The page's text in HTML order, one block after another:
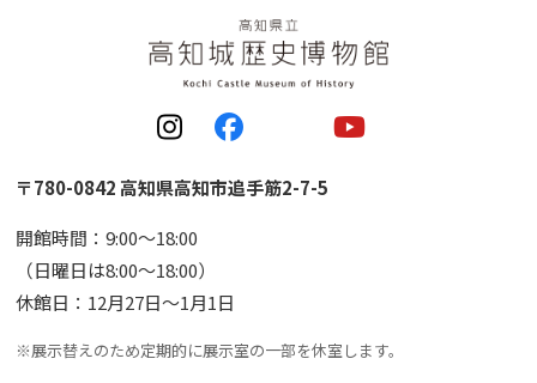
〒780-0842 高知県高知市追手筋2-7-5
開館時間：9:00〜18:00
（日曜日は8:00〜18:00）
休館日：12月27日〜1月1日
※展示替えのため定期的に展示室の一部を休室します。